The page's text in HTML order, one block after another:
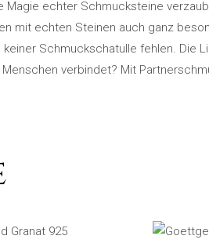
Magie echter Schmucksteine
mit echten Steinen auch ganz
Schmuckschatulle fehlen.
verbindet? Mit